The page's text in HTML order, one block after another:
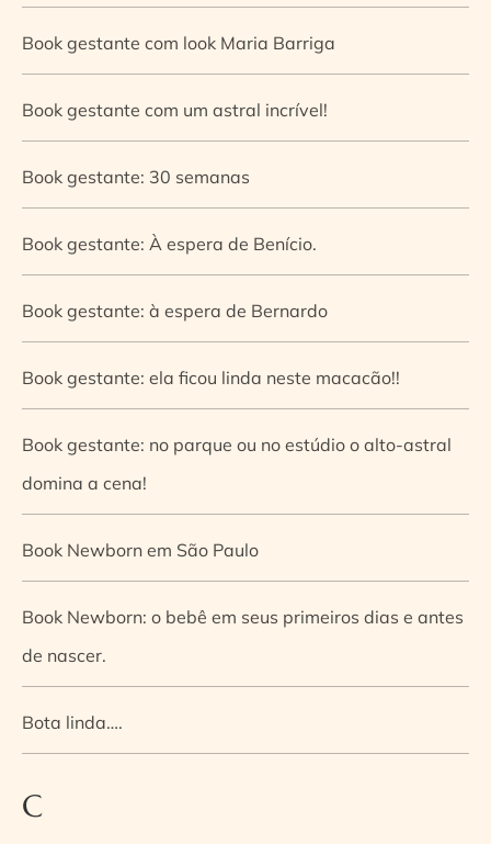
Book gestante com look Maria Barriga
Book gestante com um astral incrível!
Book gestante: 30 semanas
Book gestante: À espera de Benício.
Book gestante: à espera de Bernardo
Book gestante: ela ficou linda neste macacão!!
Book gestante: no parque ou no estúdio o alto-astral
domina a cena!
Book Newborn em São Paulo
Book Newborn: o bebê em seus primeiros dias e antes
de nascer.
Bota linda….
C